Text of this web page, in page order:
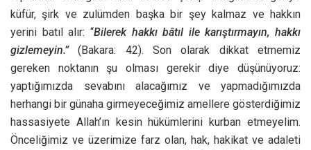
küfür, şirk ve zulümden başka bir şey kalmaz ve hakkın
yerini batıl alır: “Bilerek hakkı bâtıl ile karıştırmayın, hakkı
gizlemeyin.”(Bakara: 42). Son olarak dikkat etmemiz
gereken noktanın şu olması gerekir diye düşünüyoruz:
yaptığımızda sevabını alacağımız ve yapmadığımızda
herhangi bir günaha girmeyeceğimiz amellere gösterdiğimiz
hassasiyete Allah’ın kesin hükümlerini kurban etmeyelim.
Önceliğimiz ve üzerimize farz olan, hak, hakikat ve adaleti